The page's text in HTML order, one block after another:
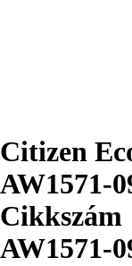
Citizen
AW1571-
Cikkszám
AW1571-